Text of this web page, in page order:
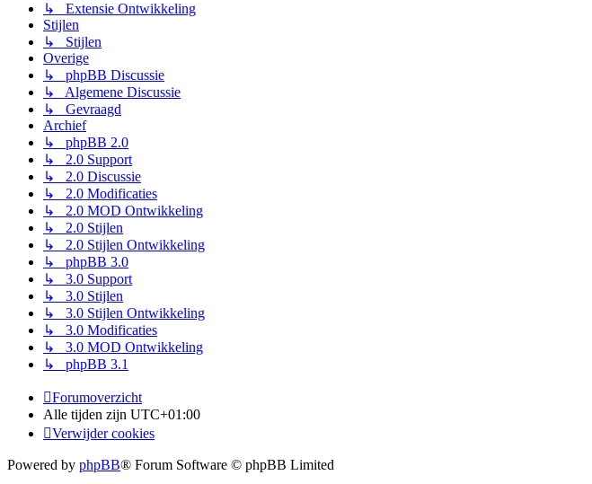
↳ Extensie Ontwikkeling
Stijlen
↳ Stijlen
Overige
↳ phpBB Discussie
↳ Algemene Discussie
↳ Gevraagd
Archief
↳ phpBB 2.0
↳ 2.0 Support
↳ 2.0 Discussie
↳ 2.0 Modificaties
↳ 2.0 MOD Ontwikkeling
↳ 2.0 Stijlen
↳ 2.0 Stijlen Ontwikkeling
↳ phpBB 3.0
↳ 3.0 Support
↳ 3.0 Stijlen
↳ 3.0 Stijlen Ontwikkeling
↳ 3.0 Modificaties
↳ 3.0 MOD Ontwikkeling
↳ phpBB 3.1
Forumoverzicht
Alle tijden zijn UTC+01:00
Verwijder cookies
Powered by phpBB® Forum Software © phpBB Limited